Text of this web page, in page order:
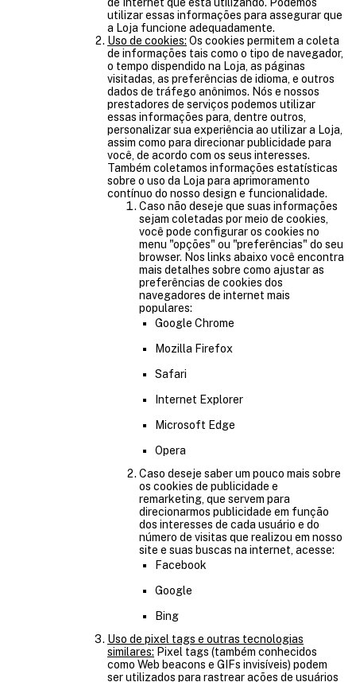
utilizar essas informações para assegurar que
a Loja funcione adequadamente.
Uso de cookies: Os cookies permitem a coleta
de informações tais como o tipo de navegador,
o tempo dispendido na Loja, as páginas
visitadas, as preferências de idioma, e outros
dados de tráfego anônimos. Nós e nossos
prestadores de serviços podemos utilizar
essas informações para, dentre outros,
personalizar sua experiência ao utilizar a Loja,
assim como para direcionar publicidade para
você, de acordo com os seus interesses.
Também coletamos informações estatísticas
sobre o uso da Loja para aprimoramento
contínuo do nosso design e funcionalidade.
Caso não deseje que suas informações
sejam coletadas por meio de cookies,
você pode configurar os cookies no
menu "opções" ou "preferências" do seu
browser. Nos links abaixo você encontra
mais detalhes sobre como ajustar as
preferências de cookies dos
navegadores de internet mais
populares:
Google Chrome
Mozilla Firefox
Safari
Internet Explorer
Microsoft Edge
Opera
Caso deseje saber um pouco mais sobre
os cookies de publicidade e
remarketing, que servem para
direcionarmos publicidade em função
dos interesses de cada usuário e do
número de visitas que realizou em nosso
site e suas buscas na internet, acesse:
Facebook
Google
Bing
Uso de pixel tags e outras tecnologias
similares: Pixel tags (também conhecidos
como Web beacons e GIFs invisíveis) podem
ser utilizados para rastrear ações de usuários